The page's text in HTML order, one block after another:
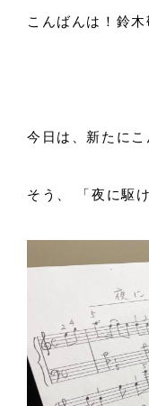
こんばんは！鈴木
今日は、新たにこ
そう、 「夜に駆